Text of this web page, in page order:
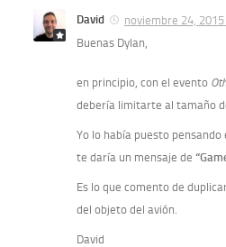
David
noviembre 24,
Buenas Dylan,
en principio, con el evento
debería limitarte al tamaño
Yo lo había puesto pensando
te daría un mensaje de
Es lo que comento de
del objeto del avión.
David